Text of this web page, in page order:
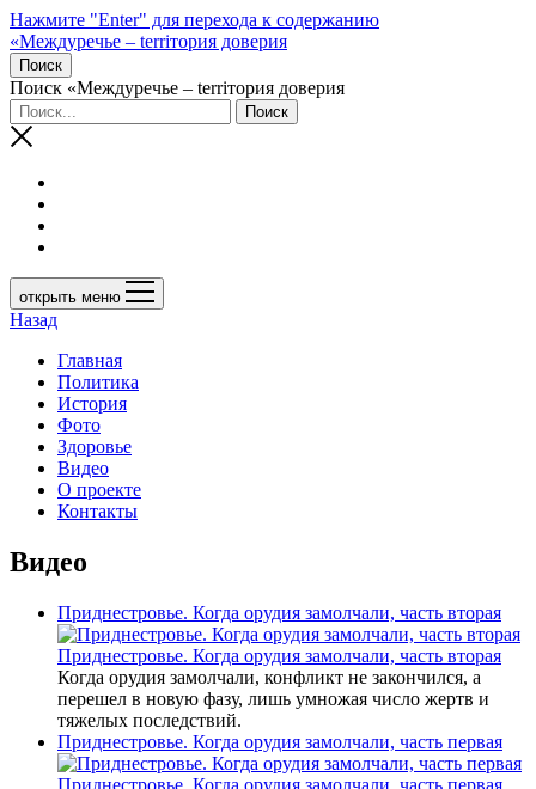
Нажмите "Enter" для перехода к содержанию
«Междуречье – terriтория доверия
Поиск
Поиск «Междуречье – terriтория доверия
открыть меню
Назад
Главная
Политика
История
Фото
Здоровье
Видео
О проекте
Контакты
Видео
Приднестровье. Когда орудия замолчали, часть вторая
Приднестровье. Когда орудия замолчали, часть вторая
Когда орудия замолчали, конфликт не закончился, а
перешел в новую фазу, лишь умножая число жертв и
тяжелых последствий.
Приднестровье. Когда орудия замолчали, часть первая
Приднестровье. Когда орудия замолчали, часть первая